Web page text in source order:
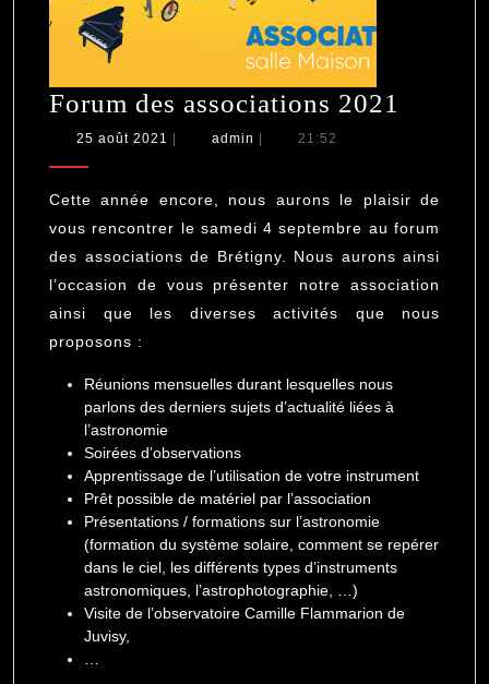
Forum des associations 2021
2021
25 août 2021 25
admin admin 21:52
Cette année encore, nous aurons le plaisir de
vous rencontrer le samedi 4 septembre au forum
des associations de Brétigny. Nous aurons ainsi
l’occasion de vous présenter notre association
ainsi que les diverses activités que nous
proposons :
Réunions mensuelles durant lesquelles nous
parlons des derniers sujets d’actualité liées à
l’astronomie
Soirées d’observations
Apprentissage de l’utilisation de votre instrument
Prêt possible de matériel par l’association
Présentations / formations sur l’astronomie
(formation du système solaire, comment se repérer
dans le ciel, les différents types d’instruments
astronomiques, l’astrophotographie, …)
Visite de l’observatoire Camille Flammarion de
Juvisy,
…